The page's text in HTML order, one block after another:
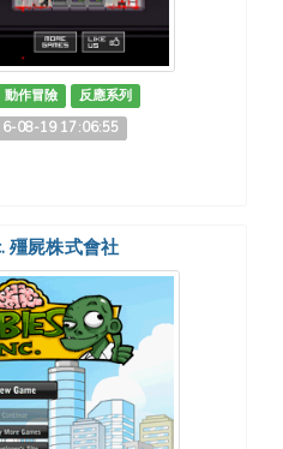
動作冒險
反應系列
08-19 17:06:55
殭屍株式會社